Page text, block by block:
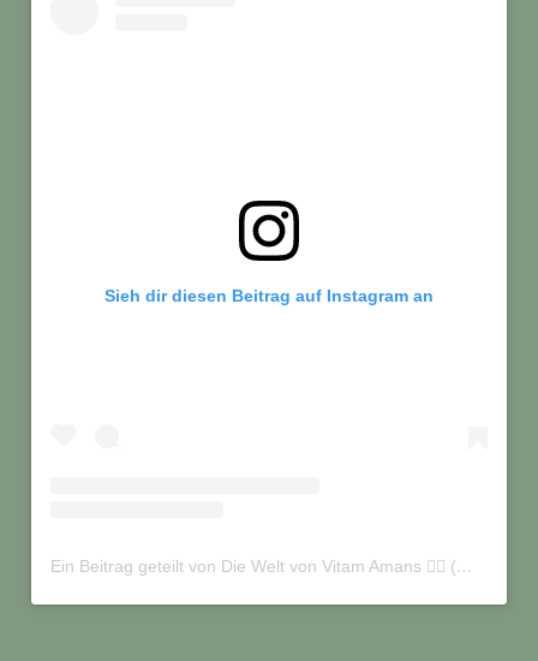
Sieh dir diesen Beitrag auf Instagram an
Ein Beitrag geteilt von Die Welt von Vitam Amans 🏳️‍🌈 (@vitamamans_on_tour)